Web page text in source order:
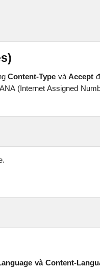
Content-Type vàAccept
(Internet Assigned
và Content-